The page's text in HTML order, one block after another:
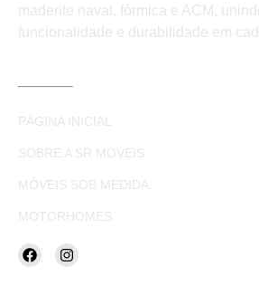
maderite naval, fórmica e ACM,
funcionalidade e durabilidade em
PÁGINA INICIAL
SOBRE A SR MÓVEIS.
MÓVEIS SOB MEDIDA.
MOTORHOMES.